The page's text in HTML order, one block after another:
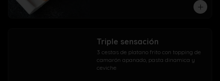
Triple sensación
3 cestas de platano frito con topping de
camarón apanado, pasta dinamica y
ceviche